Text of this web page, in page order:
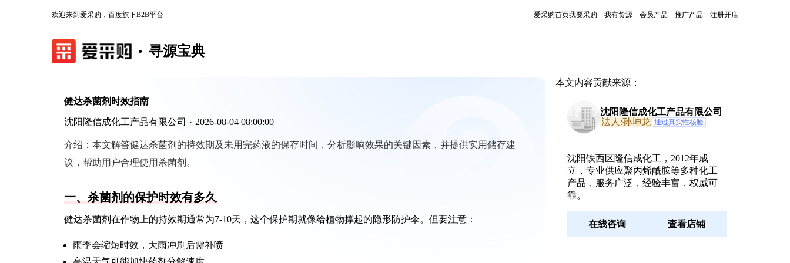
欢迎来到爱采购，百度旗下B2B平台 爱采购首页我要采购 我有货源 会员产品 推广产品 注册开店
寻源宝典
健达杀菌剂时效指南
沈阳隆信成化工产品有限公司 · 2026-08-04 08:00:00
介绍： 本文解答健达杀菌剂的持效期及未用完药液的保存时间，分析影响效果的关键因素，并提供实用储存建
议，帮助用户合理使用杀菌剂。
一、杀菌剂的保护时效有多久
健达杀菌剂在作物上的持效期通常为7-10天，这个保护期就像给植物撑起的隐形防护伞。但要注意：
雨季会缩短时效，大雨冲刷后需补喷
本文内容贡献来源：
沈阳隆信成化工产品有限公司
法人:孙坤龙 通过真实性核验
沈阳铁西区隆信成化工，2012年成
立，专业供应聚丙烯酰胺等多种化工
产品，服务广泛，经验丰富，权威可
靠。
在线咨询 查看店铺